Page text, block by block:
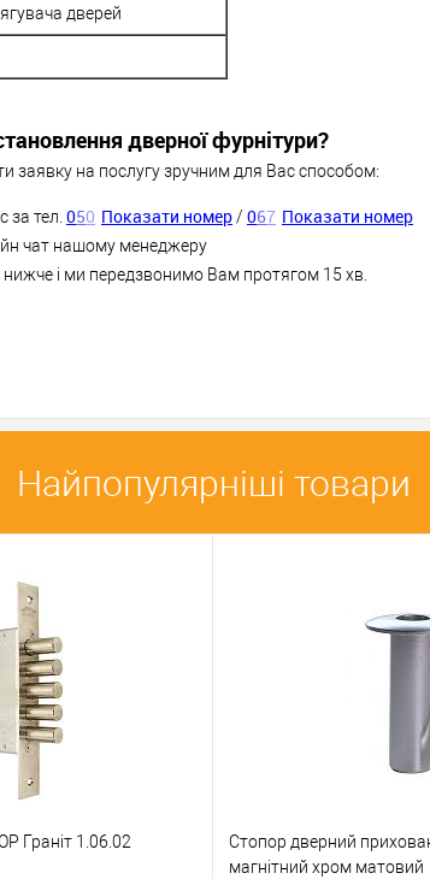
дверей
дверної фурнітури?
заявку на послугу зручним для Вас способом:
за тел. 050 Показати номер / 067 Показати номер
чат нашому менеджеру
і ми передзвонимо Вам протягом 15 хв.
Найпопулярніші товари
Граніт 1.06.02
Стопор дверний
магнітний хром матовий